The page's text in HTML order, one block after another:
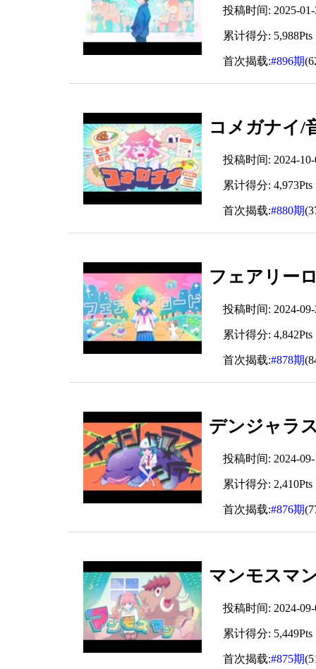
投稿时间: 2025-01-
累计得分: 5,988Pts
首次揭载:#896期
コメガナイ/
投稿时间: 2024-10-
累计得分: 4,973Pts
首次揭载:#880期
フェアリー
投稿时间: 2024-09-
累计得分: 4,842Pts
首次揭载:#878期
デンジャラ
投稿时间: 2024-09-
累计得分: 2,410Pts
首次揭载:#876期
マンモスマ
投稿时间: 2024-09-
累计得分: 5,449Pts
首次揭载:#875期